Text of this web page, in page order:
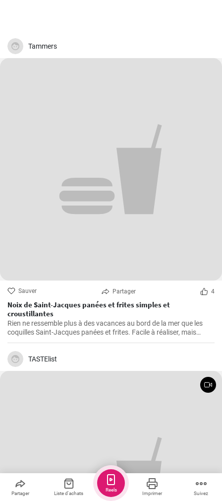
Tammers
Sauver Partager 4
Noix de Saint-Jacques panées et frites simples et
croustillantes
Rien ne ressemble plus à des vacances au bord de la mer que les
coquilles Saint-Jacques panées et frites. Facile à réaliser, mais
également gastronomique, cette recette permet d'obtenir des
coquilles Saint-Jacques fraîches légèrement panées et dorées, à
l'extérieur croustillant et à l'intérieur succulent. Elles sont parfaites
comme plat principal à servir avec une sauce à tremper, des frites et
une salade ou comme hors-d'œuvre pour lancer un repas de fruits
TASTElist
Partager Liste d'achats Imprimer Suivez
Reels